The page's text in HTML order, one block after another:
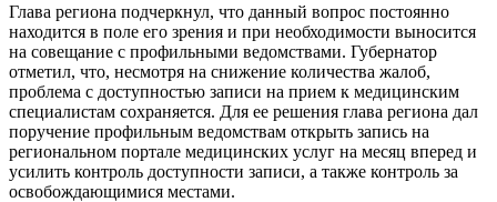
Глава региона подчеркнул, что данный вопрос постоянно
находится в поле его зрения и при необходимости выносится
на совещание с профильными ведомствами. Губернатор
отметил, что, несмотря на снижение количества жалоб,
проблема с доступностью записи на прием к медицинским
специалистам сохраняется. Для ее решения глава региона дал
поручение профильным ведомствам открыть запись на
региональном портале медицинских услуг на месяц вперед и
усилить контроль доступности записи, а также контроль за
освобождающимися местами.